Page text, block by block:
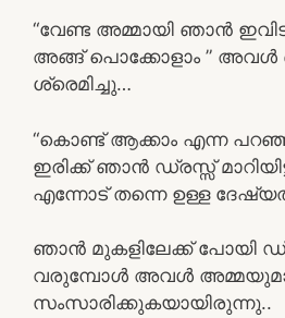
“വേണ്ട അമ്മായി ഞാൻ
അങ്ങ് പൊക്കോളാം ” അവൾ
ശ്രെമിച്ചു…
“കൊണ്ട് ആക്കാം എന്ന
ഇരിക്ക് ഞാൻ ഡ്രസ്സ്‌
എന്നോട് തന്നെ ഉള്ള
ഞാൻ മുകളിലേക്ക് പോയി
വരുമ്പോൾ അവൾ
സംസാരിക്കുകയായിരുന്നു..